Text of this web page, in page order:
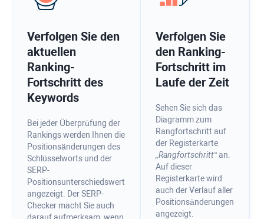
Verfolgen Sie den
aktuellen
Ranking-
Fortschritt des
Keywords
Bei jeder Überprüfung der
Rankings werden Ihnen die
Positionsänderungen des
Schlüsselworts und der
SERP-
Positionsunterschiedswert
angezeigt. Der SERP-
Checker macht Sie auch
Verfolgen Sie
den Ranking-
Fortschritt im
Laufe der Zeit
Sehen Sie sich das
Diagramm zum
Rangfortschritt auf
der Registerkarte
„Rangfortschritt“an.
Auf dieser
Registerkarte wird
auch der Verlauf aller
Positionsänderungen
angezeigt.